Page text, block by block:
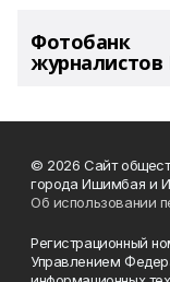
Фотобанк
журналистов
© 2026 Сайт
города Ишимбая и
Об использовании
Регистрационный
Управлением